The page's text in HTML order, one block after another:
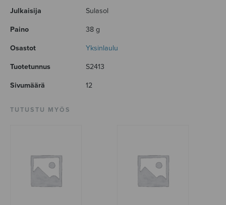
Julkaisija Sulasol
Paino 38 g
Osastot Yksinlaulu
Tuotetunnus S2413
Sivumäärä 12
TUTUSTU MYÖS